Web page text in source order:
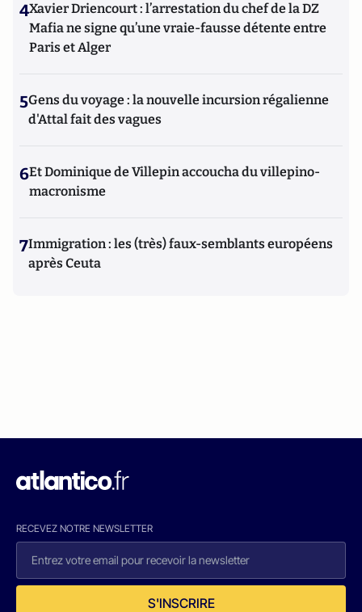
4Xavier Driencourt : l’arrestation du chef de la DZ
Mafia ne signe qu’une vraie-fausse détente entre
Paris et Alger
5Gens du voyage : la nouvelle incursion régalienne
d'Attal fait des vagues
6Et Dominique de Villepin accoucha du villepino-
macronisme
7Immigration : les (très) faux-semblants européens
après Ceuta
RECEVEZ NOTRE NEWSLETTER
S'INSCRIRE